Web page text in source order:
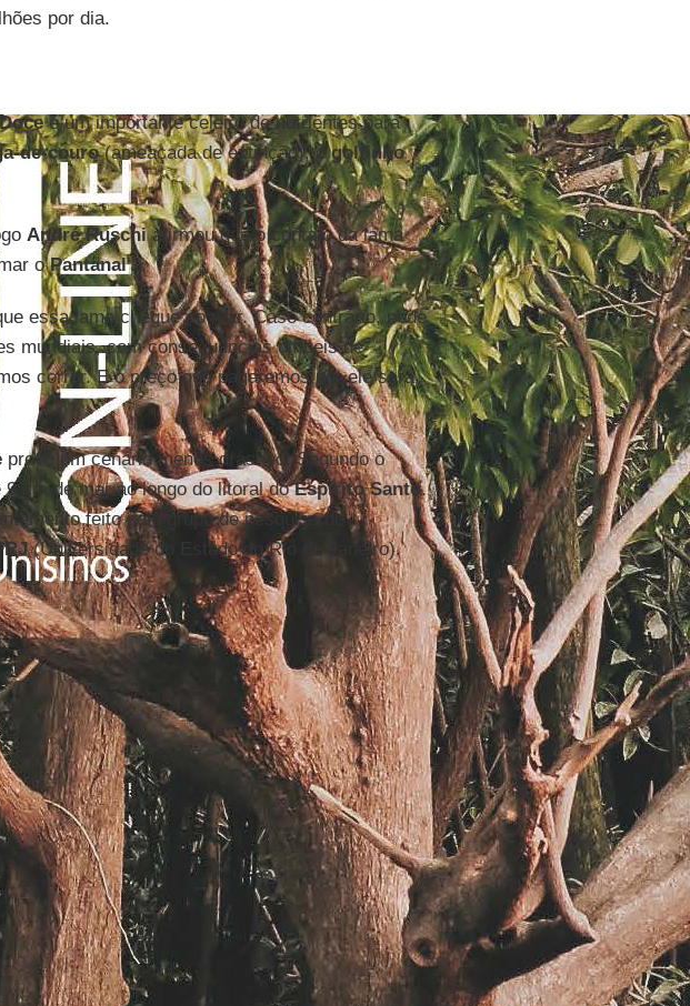
por dia.
é um importante celeiro de nutrientes para
de-couro(ameaçada de extinção), ogolfinho
André Ruschiafirmou que o contato da lama
oPantanal'.
essa lama chegue ao mar. Caso contrário, pode
mundiais, com consequências difíceis de
correr. E o preço que pagaremos por ele será
prevê um cenário menos drástico. Segundo o
9 km de mar ao longo do litoral doEspírito Santo.
feito pelo grupo de pesquisa do
(Universidade do Estado do Rio de Janeiro).